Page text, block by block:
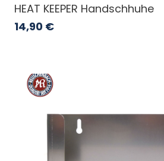
HEAT KEEPER Handschhuhe
14,90 €